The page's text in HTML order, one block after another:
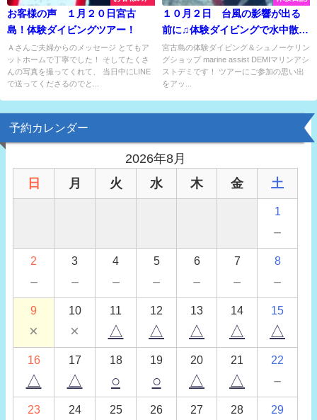
お客様の声 １月２０日宮古
島！体験ダイビングツアー！
Ａさんご夫婦からのメッセージ とてもア
ットホームで丁寧でした！ そしてたくさ
んの写真を撮ってくれて、 当日中にLINE
で送ってくださるのでと...
１０月２日 台風の影響が出る
前に♫体験ダイビングで水中散歩
☆
宮古島の体験ダイビング＆シュノーケリン
グショップ marine assist DEMIマリンアシ
ストデミです！ ツアーにご参加の思い出
をアッ...
予約カレンダー
2026年8月
日
月 火 水 木 金 土
1
－
2
－
3
－
4
－
5
－
6
－
7
－
8
－
9
×
10
×
11
△
12
△
13
△
14
△
15
△
16
△
17
△
18
○
19
○
20
△
21
△
22
－
23 24 25 26 27 28 29